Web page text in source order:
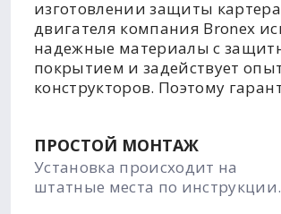
изготовлении защиты картера
двигателя компания Bronex
надежные материалы с
покрытием и задействует
конструкторов. Поэтому
ПРОСТОЙ МОНТАЖ
Установка происходит на
штатные места по инструкции.